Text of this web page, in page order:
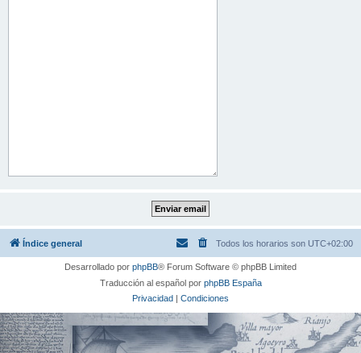
Índice general Todos los horarios son UTC+02:00
Desarrollado por phpBB® Forum Software © phpBB Limited
Traducción al español por phpBB España
Privacidad | Condiciones